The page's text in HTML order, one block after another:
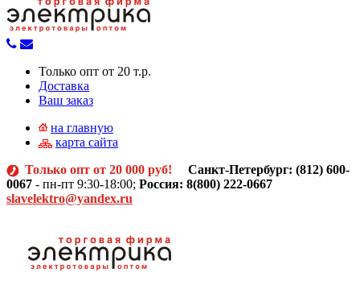
Только опт от 20 т.р.
Доставка
Ваш заказ
на главную
карта сайта
Только опт от 20 000 руб! Санкт-Петербург: (812) 600-
0067 - пн-пт 9:30-18:00; Россия: 8(800) 222-0667
slavelektro@yandex.ru